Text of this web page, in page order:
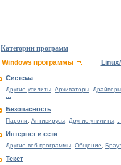
Категории программ
Windows программы
Система
Другие утилиты, Архиваторы,
...
Безопасность
Пароли, Антивирусы, Другие утилиты,
Интернет и сети
Другие веб-программы, Общение,
Текст